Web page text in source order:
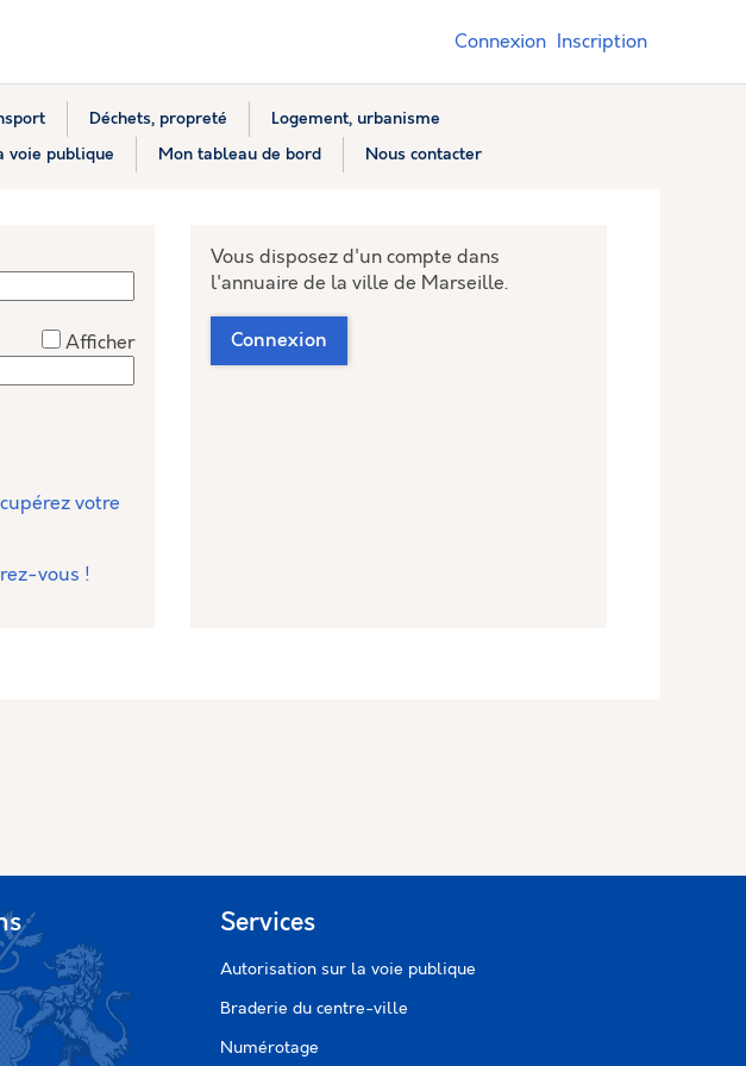
Connexion Inscription
Déchets, propreté
Logement, urbanisme
voie publique Mon tableau de bord Nous contacter
Afficher
votre
vous !
Vous disposez d'un compte dans
l'annuaire de la ville de Marseille.
Connexion
Services
Autorisation sur la voie publique
Braderie du centre-ville
Numérotage